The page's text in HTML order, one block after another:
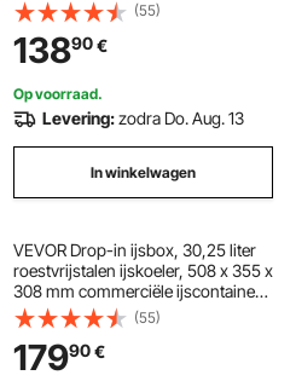
afvoerpijp en afvoerplug
inbegrepen
(55)
13890€
Op voorraad.
Levering:zodra Do. Aug. 13
In winkelwagen
VEVOR Drop-in ijsbox, 30,25 liter
roestvrijstalen ijskoeler, 508 x 355 x
308 mm commerciële ijscontainer
met deksel, ingebouwde ijskast,
afvoerpijp en afvoerplug
inbegrepen
(55)
17990€